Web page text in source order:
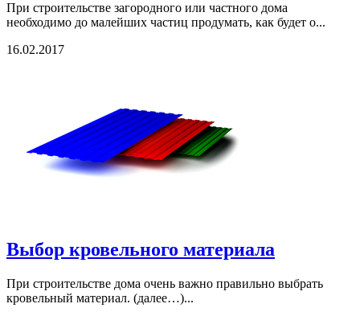
При строительстве загородного или частного дома
необходимо до малейших частиц продумать, как будет о...
16.02.2017
Выбор кровельного материала
При строительстве дома очень важно правильно выбрать
кровельный материал. (далее…)...